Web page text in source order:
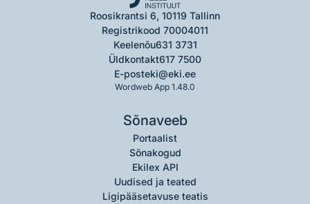
Roosikrantsi 6, 10119 Tallinn
Registrikood 70004011
Keelenõu631 3731
Üldkontakt617 7500
E-posteki@eki.ee
Wordweb App 1.48.0
Sõnaveeb
Portaalist
Sõnakogud
Ekilex API
Uudised ja teated
Ligipääsetavuse teatis